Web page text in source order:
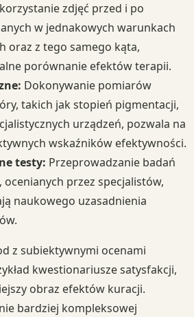
zdjęć przed i po
w jednakowych warunkach
oraz z tego samego kąta,
porównanie efektów terapii.
Dokonywanie pomiarów
takich jak stopień pigmentacji,
urządzeń, pozwala na
wskaźników efektywności.
testy: Przeprowadzanie badań
przez specjalistów,
naukowego uzasadnienia
z subiektywnymi ocenami
kwestionariusze satysfakcji,
obraz efektów kuracji.
bardziej kompleksowej